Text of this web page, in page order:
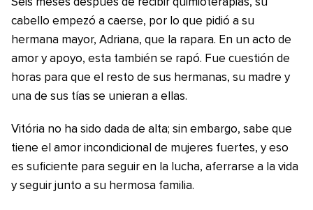
cabello empezó a caerse, por lo que pidió a su
hermana mayor, Adriana, que la rapara. En un acto de
amor y apoyo, esta también se rapó. Fue cuestión de
horas para que el resto de sus hermanas, su madre y
una de sus tías se unieran a ellas.
Vitória no ha sido dada de alta; sin embargo, sabe que
tiene el amor incondicional de mujeres fuertes, y eso
es suficiente para seguir en la lucha, aferrarse a la vida
y seguir junto a su hermosa familia.